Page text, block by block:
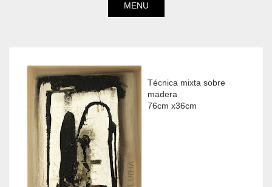
MENU
Técnica mixta sobre
madera
76cm x36cm